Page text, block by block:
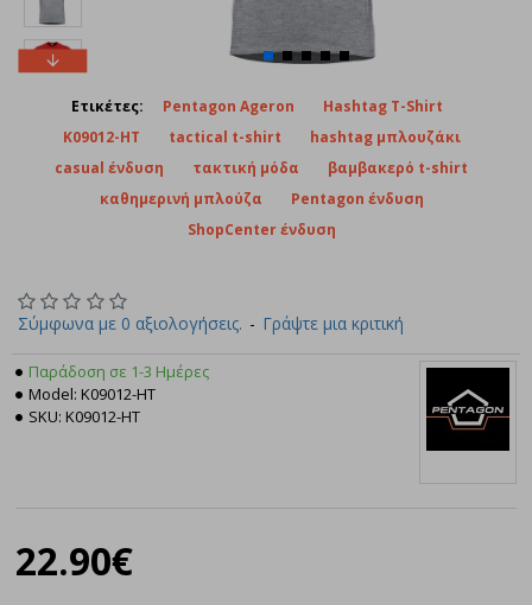
Ετικέτες: Pentagon Ageron
Hashtag T-Shirt
K09012-HT
tactical t-shirt
hashtag μπλουζάκι
casual ένδυση
τακτική μόδα
βαμβακερό t-shirt
καθημερινή μπλούζα
Pentagon ένδυση
ShopCenter ένδυση
Σύμφωνα με 0 αξιολογήσεις. - Γράψτε μια κριτική
22.90€
Παράδοση σε 1-3 Ημέρες
Model: K09012-HT
SKU: K09012-HT